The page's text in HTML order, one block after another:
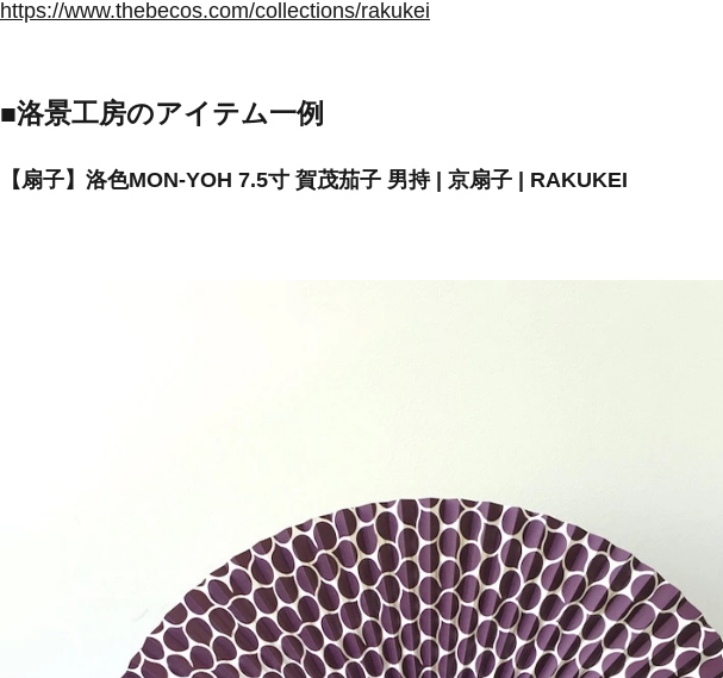
https://www.thebecos.com/collections/rakukei
■洛景工房のアイテム一例
【扇子】洛色MON-YOH 7.5寸 賀茂茄子 男持 | 京扇子 | RAKUKEI